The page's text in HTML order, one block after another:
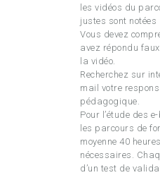
les vidéos du
justes sont notées
Vous devez
avez répondu
la vidéo.
Recherchez sur
mail votre
pédagogique.
Pour l’étude des
les parcours de
moyenne 40
nécessaires.
d’un test de